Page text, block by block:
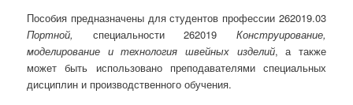
Пособия предназначены для студентов профессии 262019.03
Портной, специальности 262019 Конструирование,
моделирование и технология швейных изделий, а также
может быть использовано преподавателями специальных
дисциплин и производственного обучения.